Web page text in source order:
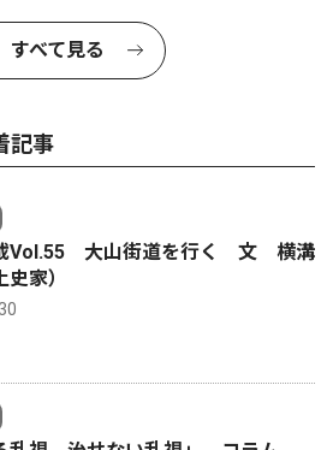
すべて見る
記事
Vol.55 大山街道を行く 文 横溝
家）